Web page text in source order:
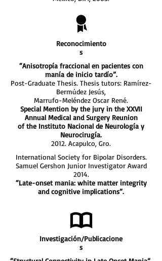
Reconocimiento
s
“Anisotropía fraccional en pacientes con
manía de inicio tardío”.
Post-Graduate Thesis. Thesis tutors: Ramírez-
Bermúdez Jesús,
Marrufo-Meléndez Oscar René.
Special Mention by the jury in the XXVII
Annual Medical and Surgery Reunion
of the Instituto Nacional de Neurología y
Neurocirugía.
2012. Acapulco, Gro.
International Society for Bipolar Disorders.
Samuel Gershon Junior Investigator Award
2014.
“Late-onset mania: white matter integrity
and cognitive implications”.
Investigación/Publicacione
s